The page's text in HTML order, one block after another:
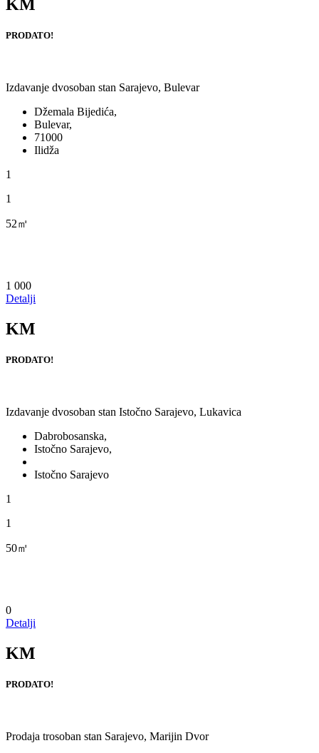
KM
PRODATO!
Izdavanje dvosoban stan Sarajevo, Bulevar
Džemala Bijedića,
Bulevar,
71000
Ilidža
1
1
52㎡
1 000
Detalji
KM
PRODATO!
Izdavanje dvosoban stan Istočno Sarajevo, Lukavica
Dabrobosanska,
Istočno Sarajevo,
Istočno Sarajevo
1
1
50㎡
0
Detalji
KM
PRODATO!
Prodaja trosoban stan Sarajevo, Marijin Dvor